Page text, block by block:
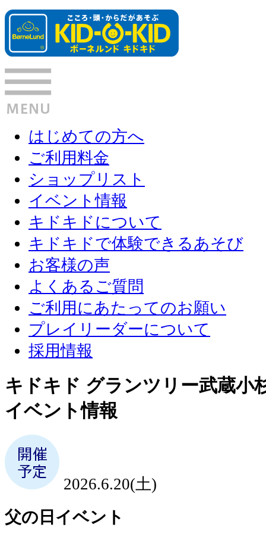
はじめての方へ
ご利用料金
ショップリスト
イベント情報
キドキドについて
キドキドで体験できるあそび
お客様の声
よくあるご質問
ご利用にあたってのお願い
プレイリーダーについて
採用情報
キドキド グランツリー武蔵小
イベント情報
2026.6.20(土)
父の日イベント